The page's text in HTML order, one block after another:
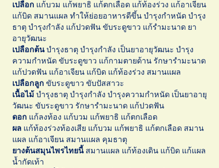
เปลือก แก้บวม แก้พยาธิ แก้ตกเลือด แก้ท้องร่วง แก้อาเจียน
แก้บิด สมานแผล ทำให้ย่อยอาหารดีขึ้น บำรุงกำหนัด บำรุง
ธาตุ บำรุงกำลัง แก้ปวดฟัน ขับระดูขาว แก้รำมะนาด ยา
อายุวัฒนะ
เปลือกต้นบำรุงธาตุ บำรุงกำลัง เป็นยาอายุวัฒนะ บำรุง
ความกำหนัด ขับระดูขาว แก้กามตายด้าน รักษารำมะนาด
แก้ปวดฟัน แก้อาเจียน แก้บิด แก้ท้องร่วง สมานแผล
เปลือกลูก ขับระดูขาว ขับปัสสาวะ
เนื้อไม้ บำรุงธาตุ บำรุงกำลัง บำรุงความกำหนัด เป็นยาอายุ
วัฒนะ ขับระดูขาว รักษารำมะนาด แก้ปวดฟัน
ดอก แก้ลงท้อง แก้บวม แก้พยาธิ แก้ตกเลือด
ผล แก้ท้องร่วงท้องเสีย แก้บวม แก้พยาธิ แก้ตกเลือด สมาน
แผล แก้อาเจียน สมานแผล คุมธาตุ
ยางต้นสมุนไพรไทยนี้สมานแผล แก้ท้องเดิน แก้บิด แก้แผล
น้ำกัดเท้า